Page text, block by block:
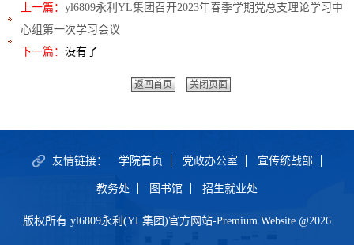
上一篇： yl6809永利YL集团召开2023年春季学期党总支理论学习中
心组第一次学习会议
下一篇： 没有了
返回首页 关闭页面
友情链接： 学院首页 党政办公室 宣传统战部
教务处 图书馆 招生就业处
版权所有 yl6809永利(YL集团)官方网站-Premium Website @2026